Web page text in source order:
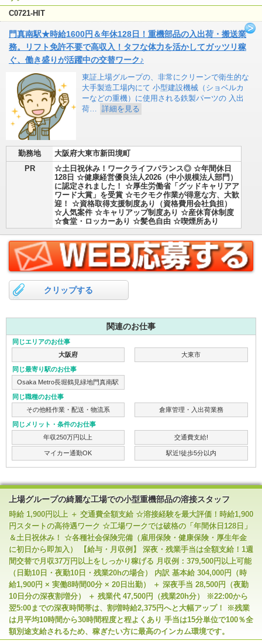
C0721-HIT
門真南駅★時給1600円＆年休128日！重機部品の入出荷・搬送業
務。リフト免許不要で高収入！タフな体力を活かしてガッツリ稼
ぐ、働き盛りが活躍中の交替ワーク♪
東証上場グループの、非常にクリーンで衛生的な
大手製造工場内にて 小型建設機械（ショベルカ
ーなどの重機）に使用される鉄製パーツの 入出
荷…
詳細を見る
勤務地
大阪府大東市新田境町
PR
☆土日祝休み！ワークライフバランス◎ ☆年間休日
128日 ☆健康経営優良法人2026（中小規模法人部門）
に認定されました！ ☆厚生労働省「グッドキャリアア
ワード大賞」を受賞 ☆モクモク作業が得意な方、大歓
迎！ ☆資格取得支援制度あり（資格費用会社負担）
☆人気案件 ☆キャリアップ制度あり ☆産休育休制度
☆食堂・ロッカーあり ☆髪色自由 ☆喫煙所あり
クリップする
関連のお仕事
同じエリアのお仕事
大阪府
大東市
同じ最寄り駅のお仕事
Osaka Metro長堀鶴見緑地門真南駅
同じ職種のお仕事
その他軽作業・配送・物流系
倉庫管理・入出荷業務
同じメリット・条件のお仕事
年収250万円以上
交通費支給!
マイカー通勤OK 駅近!徒歩5分以内
上場グループの綺麗な工場での小型重機部品の溶接スタッフ
時給 1,900円以上 ＋ 交通費全額支給 ☆溶接経験を最大評価！時給1,900
円スタートの高待遇ワーク ☆工場ワークでは破格の「年間休日128日」
＆土日祝休み！ ☆各種社会保険完備（雇用保険・健康保険・厚生年金
に初日から即加入） 【給与・月収例】 深夜・残業手当は全額支給！1週
間交替で月収37万円以上をしっかり稼げる 月収例：379,500円以上可能
（日勤10日・夜勤10日・残業20hの場合） 内訳 基本給 304,000円（時
給1,900円 × 実働8時間00分 × 20日出勤） ＋ 深夜手当 28,500円（夜勤
10日分の深夜割増分） ＋ 残業代 47,500円（残業20h分） ※22:00から
翌5:00までの深夜時間帯は、割増時給2,375円へと大幅アップ！ ※残業
は月平均10時間から30時間程度と程よくあり 手当は15分単位で100％全
額別途支給されるため、稼ぎたい方に最高のインカム環境です。